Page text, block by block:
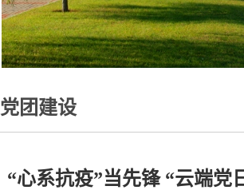
党团建设
“心系抗疫”当先锋 “云端